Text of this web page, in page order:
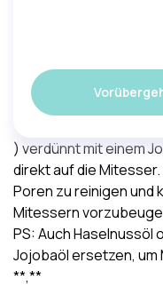
) verdünnt mit einem
direkt auf die
Poren zu reinigenund
Mitessern
PS: AuchHaselnussöl
Jojobaöl ersetzen,
**,**